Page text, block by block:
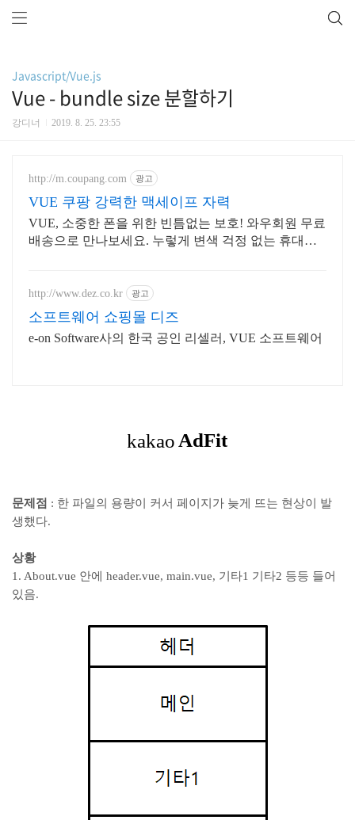
Javascript/Vue.js
Vue - bundle size 분할하기
강디너 2019. 8. 25. 23:55
http://m.coupang.com 광고
VUE 쿠팡 강력한 맥세이프 자력
VUE, 소중한 폰을 위한 빈틈없는 보호! 와우회원 무료
배송으로 만나보세요. 누렇게 변색 걱정 없는 휴대폰
http://www.dez.co.kr 광고
소프트웨어 쇼핑몰 디즈
e-on Software사의 한국 공인 리셀러, VUE 소프트웨어
문제점 : 한 파일의 용량이 커서 페이지가 늦게 뜨는 현상이 발
생했다.
상황
1. About.vue 안에 header.vue, main.vue, 기타1 기타2 등등 들어
있음.